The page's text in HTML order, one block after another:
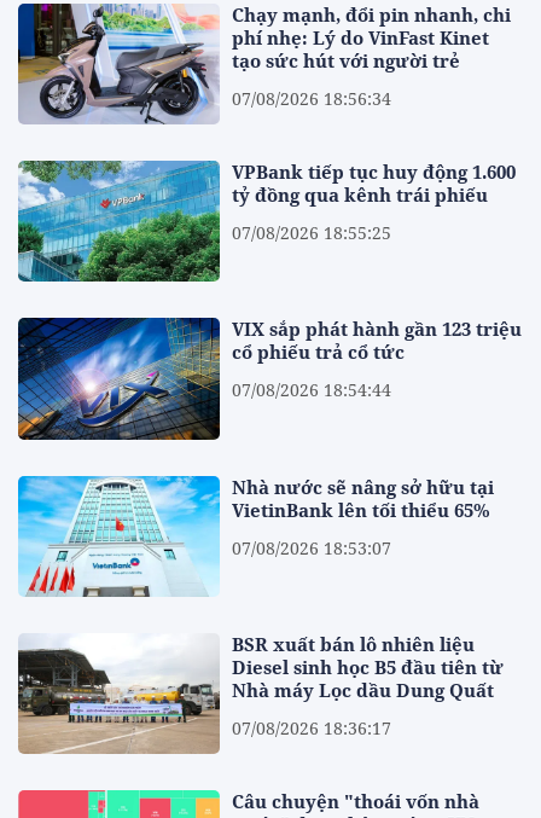
Chạy mạnh, đổi pin nhanh, chi
phí nhẹ: Lý do VinFast Kinet
tạo sức hút với người trẻ
07/08/2026 18:56:34
VPBank tiếp tục huy động 1.600
tỷ đồng qua kênh trái phiếu
07/08/2026 18:55:25
VIX sắp phát hành gần 123 triệu
cổ phiếu trả cổ tức
07/08/2026 18:54:44
Nhà nước sẽ nâng sở hữu tại
VietinBank lên tối thiểu 65%
07/08/2026 18:53:07
BSR xuất bán lô nhiên liệu
Diesel sinh học B5 đầu tiên từ
Nhà máy Lọc dầu Dung Quất
07/08/2026 18:36:17
Câu chuyện "thoái vốn nhà